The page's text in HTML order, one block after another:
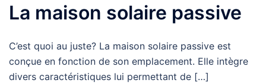
La maison solaire passive
C’est quoi au juste? La maison solaire passive est
conçue en fonction de son emplacement. Elle intègre
divers caractéristiques lui permettant de […]